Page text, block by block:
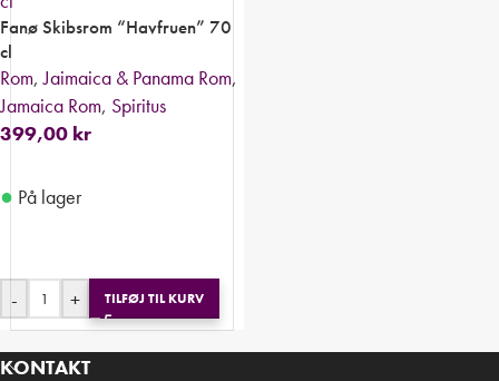
Fanø Skibsrom “Havfruen” 70
cl
Rom, Jaimaica & Panama Rom,
Jamaica Rom, Spiritus
399,00 kr
● På lager
- + TILFØJ TIL KURV
KONTAKT